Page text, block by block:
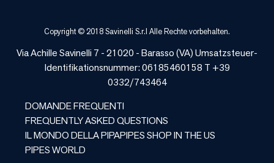
Copyright © 2018 Savinelli S.r.l Alle Rechte vorbehalten.
Via Achille Savinelli 7 - 21020 - Barasso (VA) Umsatzsteuer-
Identifikationsnummer: 06185460158 T +39
0332/743464
DOMANDE FREQUENTI
FREQUENTLY ASKED QUESTIONS
IL MONDO DELLA PIPAPIPES SHOP IN THE US
PIPES WORLD